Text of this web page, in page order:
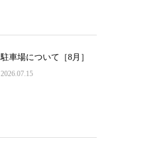
駐車場について［8月］
2026.07.15